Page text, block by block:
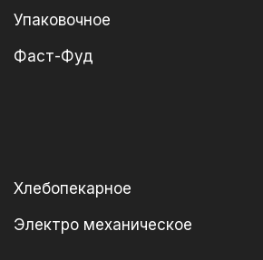
Упаковочное
Фаст-Фуд
Хлебопекарное
Электро механическое